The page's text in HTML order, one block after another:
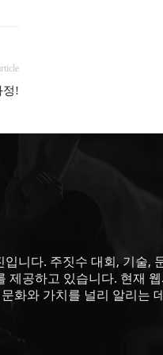
정!
니다. 주짓수 대회, 기술,
제공하고 있습니다. 현재
화와 가치를 널리 알리는